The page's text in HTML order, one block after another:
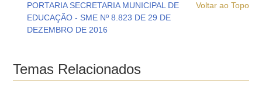
Voltar ao Topo
PORTARIA SECRETARIA MUNICIPAL DE
EDUCAÇÃO - SME Nº 8.823 DE 29 DE
DEZEMBRO DE 2016
Temas Relacionados